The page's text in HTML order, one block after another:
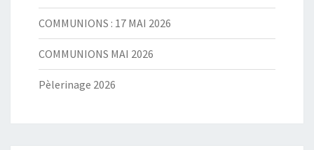
COMMUNIONS : 17 MAI 2026
COMMUNIONS MAI 2026
Pèlerinage 2026